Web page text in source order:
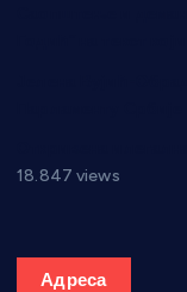
18.847 views
Адреса